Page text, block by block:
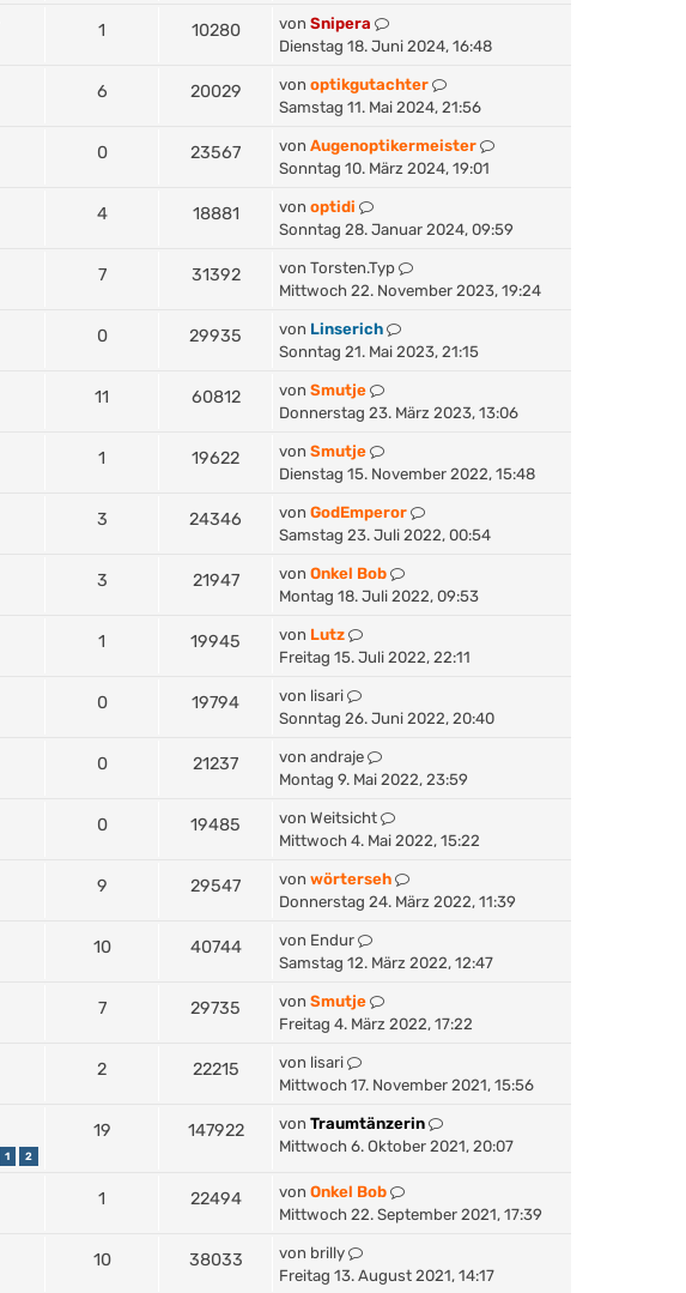
1 10280 von Snipera
Dienstag 18. Juni 2024, 16:48
6 20029 von optikgutachter
Samstag 11. Mai 2024, 21:56
0 23567 von Augenoptikermeister
Sonntag 10. März 2024, 19:01
4 18881 von optidi
Sonntag 28. Januar 2024, 09:59
7 31392 von Torsten.Typ
Mittwoch 22. November 2023, 19:24
0 29935 von Linserich
Sonntag 21. Mai 2023, 21:15
11 60812 von Smutje
Donnerstag 23. März 2023, 13:06
1 19622 von Smutje
Dienstag 15. November 2022, 15:48
3 24346 von GodEmperor
Samstag 23. Juli 2022, 00:54
3 21947 von Onkel Bob
Montag 18. Juli 2022, 09:53
1 19945 von Lutz
Freitag 15. Juli 2022, 22:11
0 19794 von lisari
Sonntag 26. Juni 2022, 20:40
0 21237 von andraje
Montag 9. Mai 2022, 23:59
0 19485 von Weitsicht
Mittwoch 4. Mai 2022, 15:22
9 29547 von wörterseh
Donnerstag 24. März 2022, 11:39
10 40744 von Endur
Samstag 12. März 2022, 12:47
7 29735 von Smutje
Freitag 4. März 2022, 17:22
2 22215 von lisari
Mittwoch 17. November 2021, 15:56
1 2
19 147922 von Traumtänzerin
Mittwoch 6. Oktober 2021, 20:07
1 22494 von Onkel Bob
Mittwoch 22. September 2021, 17:39
10 38033 von brilly
Freitag 13. August 2021, 14:17